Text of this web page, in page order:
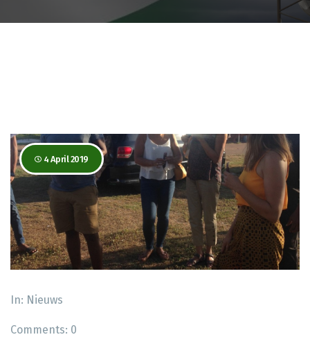
4 April 2019
In: Nieuws
Comments: 0